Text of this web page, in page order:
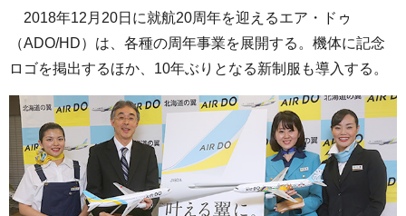
2018年12月20日に就航20周年を迎えるエア・ドゥ
（ADO/HD）は、各種の周年事業を展開する。機体に記念
ロゴを掲出するほか、10年ぶりとなる新制服も導入する。